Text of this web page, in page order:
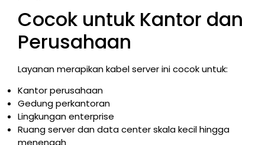
Cocok untuk Kantor dan
Perusahaan
Layanan merapikan kabel server ini cocok untuk:
Kantor perusahaan
Gedung perkantoran
Lingkungan enterprise
Ruang server dan data center skala kecil hingga